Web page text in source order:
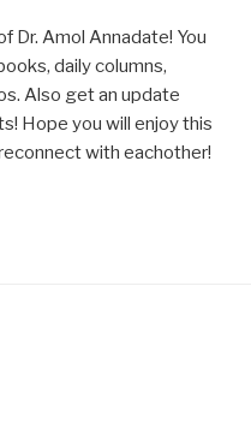
Dr. Amol Annadate! You
daily columns,
Also get an update
Hope you will enjoy this
with eachother!